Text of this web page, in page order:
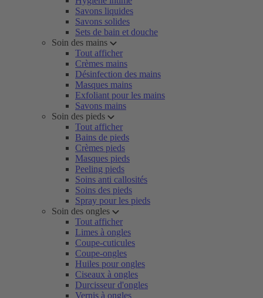
Savons liquides
Savons solides
Sets de bain et douche
Soin des mains
Tout afficher
Crèmes mains
Désinfection des mains
Masques mains
Exfoliant pour les mains
Savons mains
Soin des pieds
Tout afficher
Bains de pieds
Crèmes pieds
Masques pieds
Peeling pieds
Soins anti callosités
Soins des pieds
Spray pour les pieds
Soin des ongles
Tout afficher
Limes à ongles
Coupe-cuticules
Coupe-ongles
Huiles pour ongles
Ciseaux à ongles
Durcisseur d'ongles
Vernis à ongles